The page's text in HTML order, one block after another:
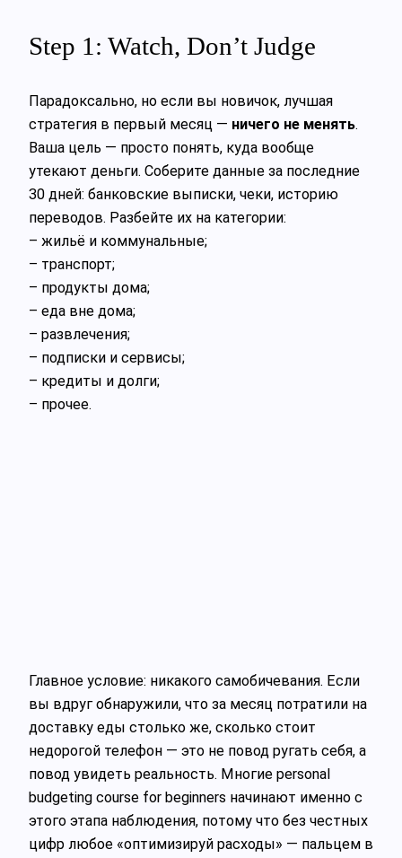
Step 1: Watch, Don’t Judge
Парадоксально, но если вы новичок, лучшая
стратегия в первый месяц — ничего не менять.
Ваша цель — просто понять, куда вообще
утекают деньги. Соберите данные за последние
30 дней: банковские выписки, чеки, историю
переводов. Разбейте их на категории:
– жильё и коммунальные;
– транспорт;
– продукты дома;
– еда вне дома;
– развлечения;
– подписки и сервисы;
– кредиты и долги;
– прочее.
Главное условие: никакого самобичевания. Если
вы вдруг обнаружили, что за месяц потратили на
доставку еды столько же, сколько стоит
недорогой телефон — это не повод ругать себя, а
повод увидеть реальность. Многие personal
budgeting course for beginners начинают именно с
этого этапа наблюдения, потому что без честных
цифр любое «оптимизируй расходы» — пальцем в